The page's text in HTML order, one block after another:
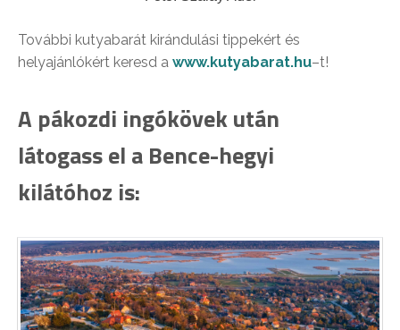
További kutyabarát kirándulási tippekért és
helyajánlókért keresd a www.kutyabarat.hu–t!
A pákozdi ingókövek után
látogass el a Bence-hegyi
kilátóhoz is: